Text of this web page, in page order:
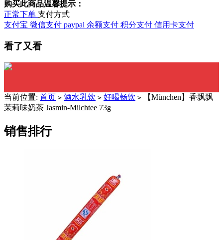
购买此商品温馨提示：
正常下单 支付方式
支付宝 微信支付 paypal 余额支付 积分支付 信用卡支付
看了又看
当前位置: 首页 > 酒水乳饮 > 好喝畅饮 > 【München】香飘飘
茉莉味奶茶 Jasmin-Milchtee 73g
销售排行